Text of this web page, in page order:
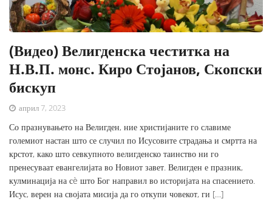
(Видео) Велигденска честитка на
Н.В.П. монс. Киро Стојанов, Скопски
бискуп
април 7, 2023
Со празнувањето на Велигден, ние христијаните го славиме
големиот настан што се случил по Исусовите страдања и смртта на
крстот, како што севкупното велигденско таинство ни го
пренесуваат евангелијата во Новиот завет. Велигден е празник,
кулминација на сè што Бог направил во историјата на спасението.
Исус, верен на својата мисија да го откупи човекот, ги […]